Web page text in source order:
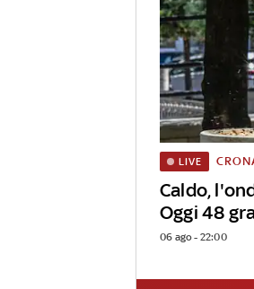
Caldo,
Oggi 48
LIVE
06 ago - 22:00